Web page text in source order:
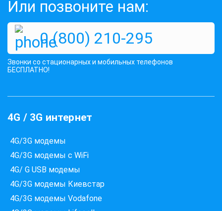
Или позвоните нам:
0 (800) 210-295
Звонки со стационарных и мобильных телефонов
БЕСПЛАТНО!
4G / 3G интернет
4G/3G модемы
4G/3G модемы с WiFi
4G/ G USB модемы
4G/3G модемы Киевстар
4G/3G модемы Vodafone